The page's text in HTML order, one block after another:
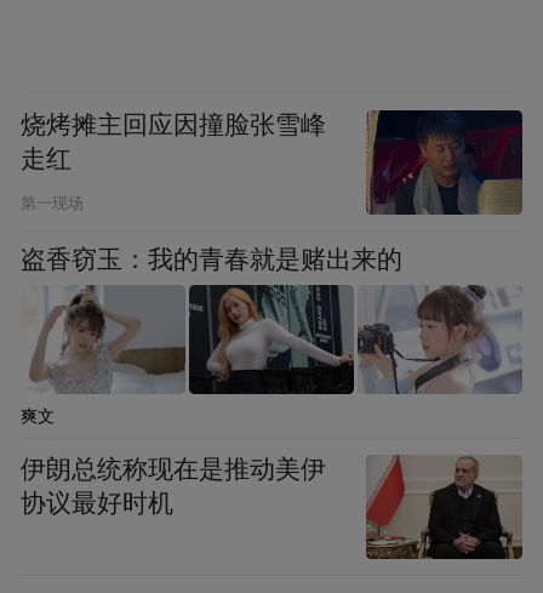
府，该镇镇长表示需由县委宣传部统筹对接
采访。初期协调中，有工作人员否认涉事设
施属于高标准农田范畴。
《高标准农田建设通则（GB/T33134-
2016）》明确界定，防渗渠、给水栓、机电
泵房、输水管网、灌溉过滤设备均为高标准
农田标配工程设施，财政投资的农综开发、
农资补贴水利项目均纳入其管护体系。面对
国标依据，相关工作人员无异议，并协调县
烧烤摊主回应因撞脸张雪峰
走红
第一现场
盗香窃玉：我的青春就是赌出来的
爽文
伊朗总统称现在是推动美伊
协议最好时机